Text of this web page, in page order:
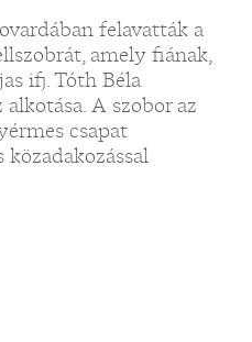
felavatták a
amely fiának,
ifj. Tóth Béla
A szobor az
csapat